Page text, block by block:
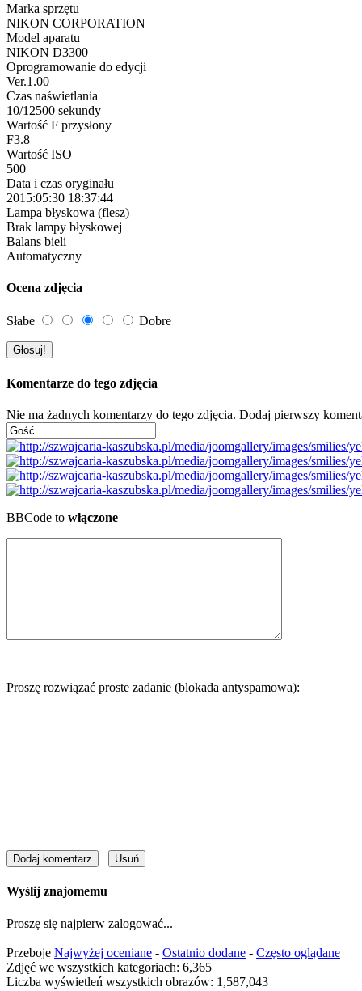
Marka sprzętu
NIKON CORPORATION
Model aparatu
NIKON D3300
Oprogramowanie do edycji
Ver.1.00
Czas naświetlania
10/12500 sekundy
Wartość F przysłony
F3.8
Wartość ISO
500
Data i czas oryginału
2015:05:30 18:37:44
Lampa błyskowa (flesz)
Brak lampy błyskowej
Balans bieli
Automatyczny
Ocena zdjęcia
Słabe Dobre
Komentarze do tego zdjęcia
Nie ma żadnych komentarzy do tego zdjęcia. Dodaj pierwszy
BBCode to włączone
Proszę rozwiązać proste zadanie (blokada antyspamowa):
Wyślij znajomemu
Proszę się najpierw zalogować...
Przeboje Najwyżej oceniane - Ostatnio dodane - Często oglądane
Zdjęć we wszystkich kategoriach: 6,365
Liczba wyświetleń wszystkich obrazów: 1,587,043